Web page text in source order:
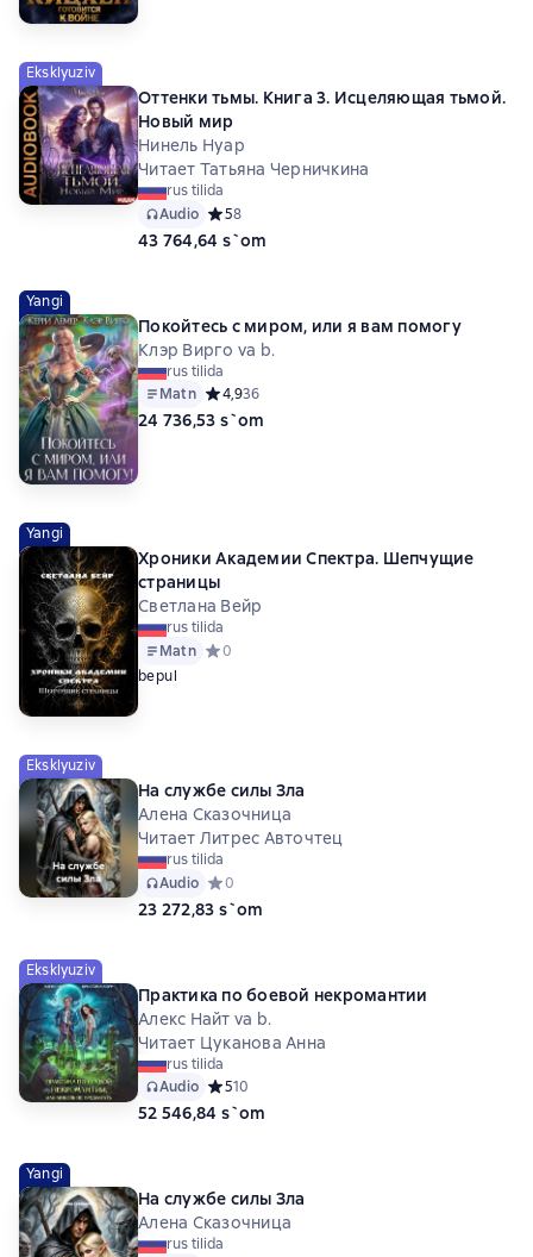
Eksklyuziv
Оттенки тьмы. Книга 3. Исцеляющая тьмой.
Новый мир
Нинель Нуар
Читает Татьяна Черничкина
rus tilida
Audio Средний рейтинг 5 на основе 8 оценок
58
43 764,64 s`om
Yangi
Покойтесь с миром, или я вам помогу
Клэр Вирго va b.
rus tilida
Matn Средний рейтинг 4,9 на основе 36 оценок
4,936
24 736,53 s`om
Yangi
Хроники Академии Спектра. Шепчущие
страницы
Светлана Вейр
rus tilida
Matn Средний рейтинг 0 на основе 0 оценок
0
bepul
Eksklyuziv
На службе силы Зла
Алена Сказочница
Читает Литрес Авточтец
rus tilida
Audio Средний рейтинг 0 на основе 0 оценок
0
23 272,83 s`om
Eksklyuziv
Практика по боевой некромантии
Алекс Найт va b.
Читает Цуканова Анна
rus tilida
Audio Средний рейтинг 5 на основе 10 оценок
510
52 546,84 s`om
Yangi
На службе силы Зла
Алена Сказочница
rus tilida